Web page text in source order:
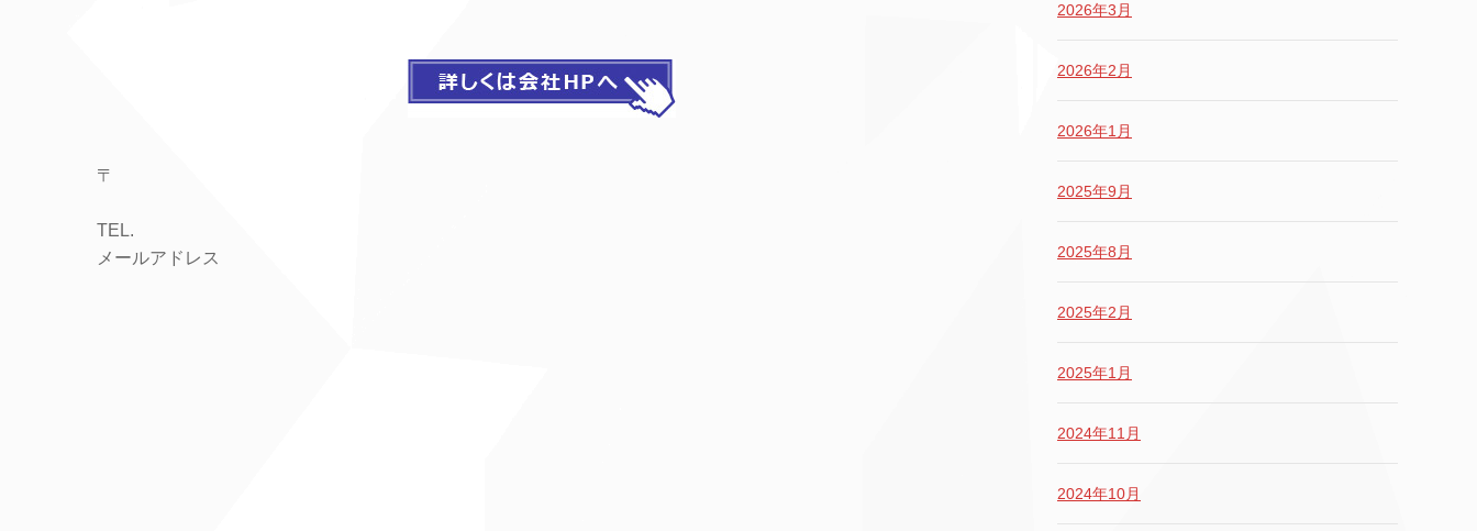
〒
TEL.
メールアドレス
2026年3月
2026年2月
2026年1月
2025年9月
2025年8月
2025年2月
2025年1月
2024年11月
2024年10月